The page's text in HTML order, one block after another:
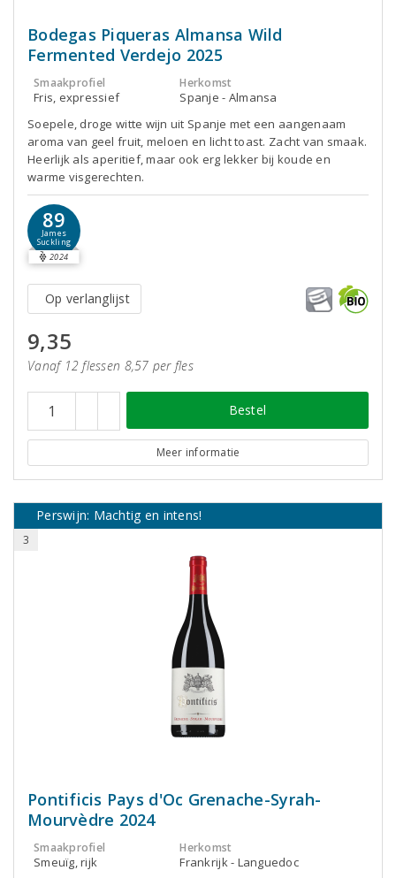
Bodegas Piqueras Almansa Wild
Fermented Verdejo 2025
Smaakprofiel
Fris, expressief
Herkomst
Spanje - Almansa
Soepele, droge witte wijn uit Spanje met een aangenaam
aroma van geel fruit, meloen en licht toast. Zacht van smaak.
Heerlijk als aperitief, maar ook erg lekker bij koude en
warme visgerechten.
89
James
Suckling
2024
Op verlanglijst
9,35
Vanaf 12 flessen 8,57 per fles
Bestel
Meer informatie
Perswijn: Machtig en intens!
3
Pontificis Pays d'Oc Grenache-Syrah-
Mourvèdre 2024
Smaakprofiel
Smeuïg, rijk
Herkomst
Frankrijk - Languedoc